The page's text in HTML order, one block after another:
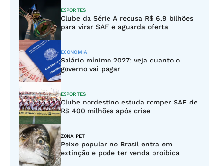
ESPORTES
Clube da Série A recusa R$ 6,9 bilhões
para virar SAF e aguarda oferta
ECONOMIA
Salário mínimo 2027: veja quanto o
governo vai pagar
ESPORTES
Clube nordestino estuda romper SAF de
R$ 400 milhões após crise
ZONA PET
Peixe popular no Brasil entra em
extinção e pode ter venda proibida